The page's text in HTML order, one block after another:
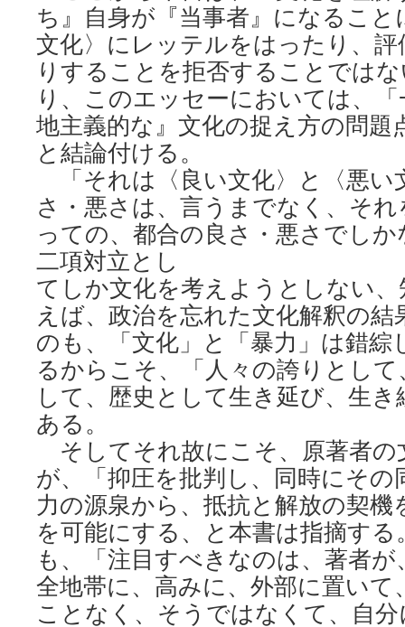
ち』自身が『当事者』になるこ
文化〉にレッテルをはったり、
りすることを拒否することでは
り、このエッセーにおいては、
地主義的な』文化の捉え方の問題
と結論付ける。
「それは〈良い文化〉と〈悪い
さ・悪さは、言うまでなく、そ
っての、都合の良さ・悪さでし
二項対立とし
てしか文化を考えようとしない
えば、政治を忘れた文化解釈の
のも、「文化」と「暴力」は錯綜
るからこそ、「人々の誇りとし
して、歴史として生き延び、生
ある。
そしてそれ故にこそ、原著者の
が、「抑圧を批判し、同時にその
力の源泉から、抵抗と解放の契
を可能にする、と本書は指摘す
も、「注目すべきなのは、著者
全地帯に、高みに、外部に置い
ことなく、そうではなくて、自